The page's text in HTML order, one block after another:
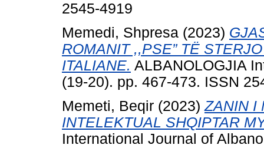
2545-4919
Memedi, Shpresa (2023)
ROMANIT ,,PSE” TË
ITALIANE. ALBANOLOGJIA
(19-20). pp. 467-473. ISSN
Memeti, Beqir (2023)ZANIN I
INTELEKTUAL SHQIPTAR
International Journal of